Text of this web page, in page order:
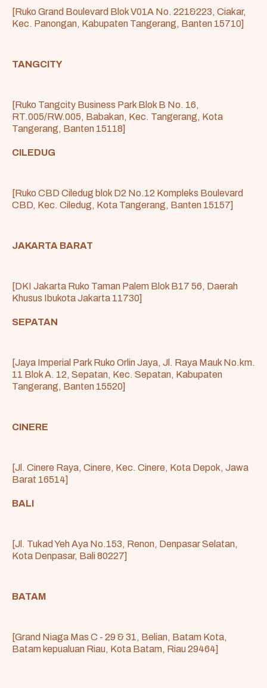
[Ruko Grand Boulevard Blok V01A No. 221&223, Ciakar,
Kec. Panongan, Kabupaten Tangerang, Banten 15710]
TANGCITY
[Ruko Tangcity Business Park Blok B No. 16,
RT.005/RW.005, Babakan, Kec. Tangerang, Kota
Tangerang, Banten 15118]
CILEDUG
[Ruko CBD Ciledug blok D2 No.12 Kompleks Boulevard
CBD, Kec. Ciledug, Kota Tangerang, Banten 15157]
JAKARTA BARAT
[DKI Jakarta Ruko Taman Palem Blok B17 56, Daerah
Khusus Ibukota Jakarta 11730]
SEPATAN
[Jaya Imperial Park Ruko Orlin Jaya, Jl. Raya Mauk No.km.
11 Blok A. 12, Sepatan, Kec. Sepatan, Kabupaten
Tangerang, Banten 15520]
CINERE
[Jl. Cinere Raya, Cinere, Kec. Cinere, Kota Depok, Jawa
Barat 16514]
BALI
[Jl. Tukad Yeh Aya No.153, Renon, Denpasar Selatan,
Kota Denpasar, Bali 80227]
BATAM
[Grand Niaga Mas C - 29 & 31, Belian, Batam Kota,
Batam kepualuan Riau, Kota Batam, Riau 29464]